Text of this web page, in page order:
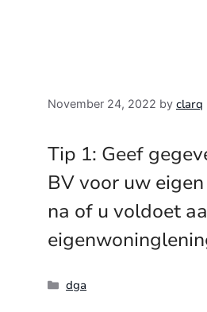
November 24, 2022 by clarq
Tip 1: Geef
BV voor uw
na of u voldoet
Categories
dga